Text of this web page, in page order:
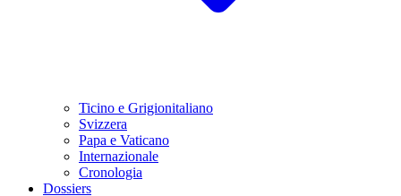
Ticino e Grigionitaliano
Svizzera
Papa e Vaticano
Internazionale
Cronologia
Dossiers